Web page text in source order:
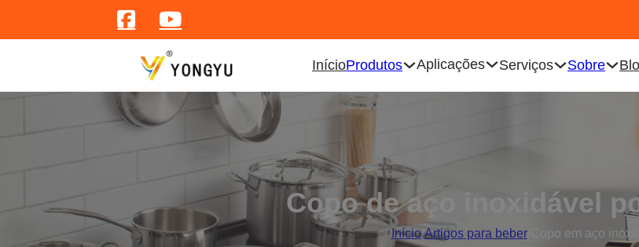
InícioProdutos Aplicações Serviços Sobre
Copo de aço inoxidável
Início/Artigos para beber/ Copo em aço